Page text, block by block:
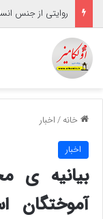
خانه/اخبار
اخبار
بیانیه ی
آموختگان